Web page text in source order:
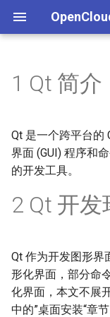
化
搜
索
擎
组织架构
社区准则
社区SIG
镜像源地址
OpenCloudOS 版本
OpenCloudOS v8.8
OpenCloudOS v8.6
OpenCloudOS v9.0
OpenCloudOS v9.4
OpenCloudOS v9.6
快速入门
基础配置
系统管理
内核更新
安全加固
存储管理
使用Anaconda_ISO
使用虚拟机镜像安
使用容器镜像安装
桌面安装
UEFI引导启动项管理
initramfs制作
本地化管理
用户管理
软件包管理
日志管理
资源控制管理
网络配置指南
网络诊断指南
OpenSSH使用指南
DHCP服务配置指南
邮件服务使用指南
磁盘和分区管理
文件系统管理
逻辑卷管理
RAID 管理
容器用户指南
虚拟化用户指南
OpenStack Wallaby
OpenStack Zed 版
Kubernetes部署指
机密计算-海光用户
导入镜像到阿里云
MySQL服务器搭建
MariaDB服务器搭
PostgreSQL服务器
SQLite使用指南
Hadoop使用指南
MariaDB集群部署搭
AI镜像概述
AI镜像列表
AI应用实践
GPU部署实践
生态认证流程
软件兼容性测试指
硬件兼容性测试指标
认证兼容列表
CentOS停服背景与
CentOS8迁移到
OpenCloudOS8
OpenCloudOS8
OpenCloudOS7
OpenCloudOS8升级
OpenCloudOS9
安全事件处置说明
镜像签名验证指南
漏洞数据API文档
一、项目管理
二、用例管理
三、执行环境
四、任务管理
贡献须知
如何参与文档贡献
如何参与代码贡献
1 Qt 简介
Qt 是一个跨平台的
界面 (GUI) 程序和
的开发工具。
2 Qt 开
Qt 作为开发图形界
形化界面，部分命
化界面，本文不展
中的”桌面安装“章节